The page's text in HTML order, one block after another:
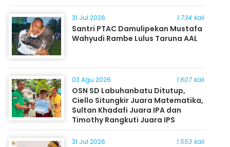
31 Jul 2026 1.734 kali
Santri PTAC Damulipekan Mustafa
Wahyudi Rambe Lulus Taruna AAL
03 Agu 2026 1.607 kali
OSN SD Labuhanbatu Ditutup,
Ciello Situngkir Juara Matematika,
Sultan Khadafi Juara IPA dan
Timothy Rangkuti Juara IPS
31 Jul 2026 1.553 kali